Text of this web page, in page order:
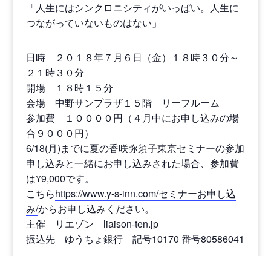
「人生にはシンクロニシティがいっぱい。人生に
つながっていないものはない」
日時 ２０１８年７月６日（金）１８時３０分～
２１時３０分
開場 １８時１５分
会場 中野サンプラザ１５階 リーフルーム
参加費 １００００円（４月中にお申し込みの場
合９０００円）
6/18(月)までに夏の香咲弥須子東京セミナーの参加
申し込みと一緒にお申し込みされた場合、参加費
は¥9,000です。
こちらhttps://www.y-s-inn.com/セミナーお申し込
み/からお申し込みください。
主催 リエゾン liaison-ten.jp
振込先 ゆうちょ銀行 記号10170 番号80586041